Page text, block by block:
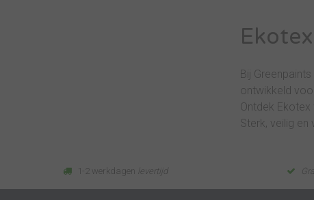
Bij
ontwikkeld
Ontdek
Sterk, veilig en
1-2 werkdagen levertijd